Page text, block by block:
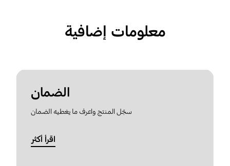
معلومات إضافية
الضمان
سجّل المنتج واعرف ما يغطيه الضمان
اقرأ أكثر